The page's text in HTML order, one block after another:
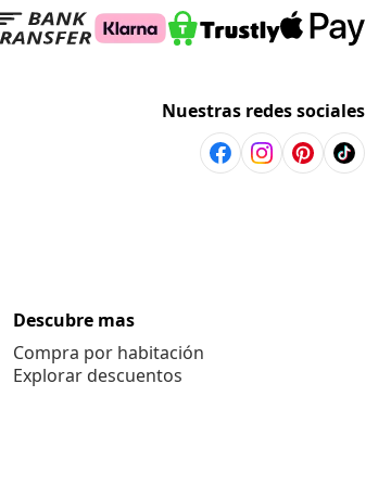
Nuestras redes sociales
Descubre mas
Compra por habitación
Explorar descuentos